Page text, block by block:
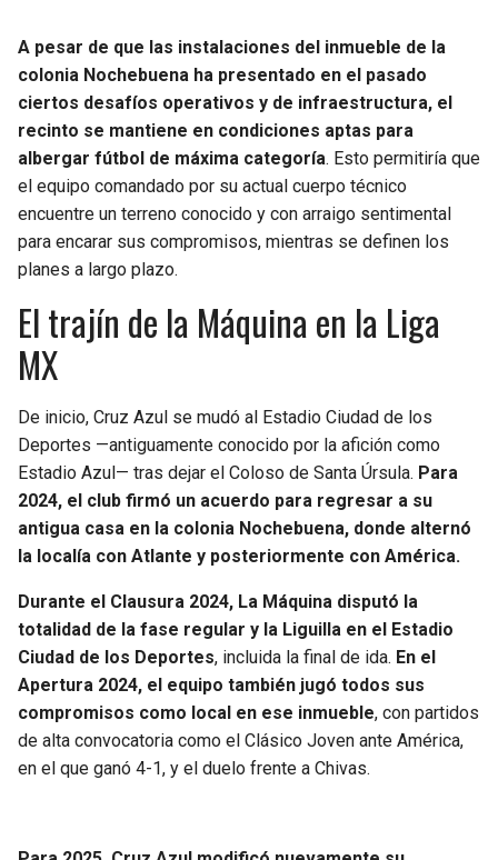
A pesar de que las instalaciones del inmueble de la
colonia Nochebuena ha presentado en el pasado
ciertos desafíos operativos y de infraestructura, el
recinto se mantiene en condiciones aptas para
albergar fútbol de máxima categoría. Esto permitiría que
el equipo comandado por su actual cuerpo técnico
encuentre un terreno conocido y con arraigo sentimental
para encarar sus compromisos, mientras se definen los
planes a largo plazo.
El trajín de la Máquina en la Liga
MX
De inicio, Cruz Azul se mudó al Estadio Ciudad de los
Deportes —antiguamente conocido por la afición como
Estadio Azul— tras dejar el Coloso de Santa Úrsula. Para
2024, el club firmó un acuerdo para regresar a su
antigua casa en la colonia Nochebuena, donde alternó
la localía con Atlante y posteriormente con América.
Durante el Clausura 2024, La Máquina disputó la
totalidad de la fase regular y la Liguilla en el Estadio
Ciudad de los Deportes, incluida la final de ida. En el
Apertura 2024, el equipo también jugó todos sus
compromisos como local en ese inmueble, con partidos
de alta convocatoria como el Clásico Joven ante América,
en el que ganó 4-1, y el duelo frente a Chivas.